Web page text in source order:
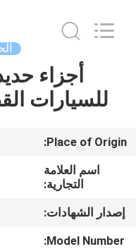
فيديوهات
حولنا
CO.,LTD.
أجزاء
للسيارات
Place of Origin:
اسم العلامة
التجارية:
إصدار الشهادات:
Model Number: